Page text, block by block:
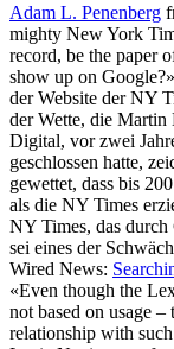
Adam L. Penenberg
mighty New York
record, be the paper
show up on
der Website der NY
der Wette, die
Digital, vor zwei
geschlossen hatte,
gewettet, dass bis
als die NY Times
NY Times, das
sei eines der
Wired News:
«Even though the
not based on usage
relationship with